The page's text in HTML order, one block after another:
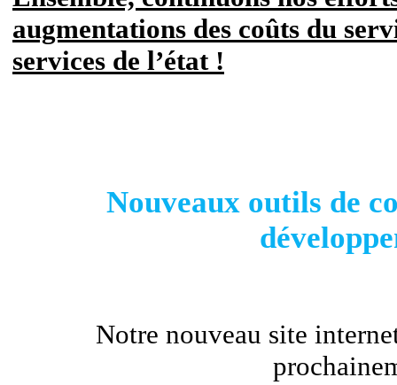
augmentations des coûts du
services de l’état !
Nouveaux outils de
Notre nouveau site